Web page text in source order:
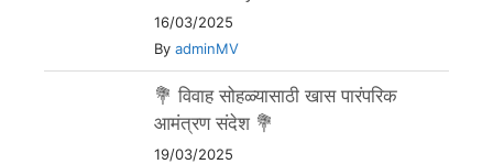
16/03/2025
By adminMV
💐 विवाह सोहळ्यासाठी खास पारंपरिक
आमंत्रण संदेश 💐
19/03/2025